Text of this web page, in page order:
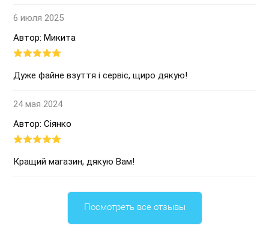
6 июля 2025
Автор: Микита
Дуже файне взуття і сервіс, щиро дякую!
24 мая 2024
Автор: Сіянко
Кращий магазин, дякую Вам!
Посмотреть все отзывы